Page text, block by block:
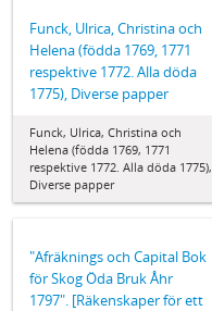
Funck, Ulrica, Christina och
Helena (födda 1769, 1771
respektive 1772. Alla döda
1775), Diverse papper
Funck, Ulrica, Christina och
Helena (födda 1769, 1771
respektive 1772. Alla döda 1775),
Diverse papper
"Afräknings och Capital Bok
för Skog Öda Bruk Åhr
1797". [Räkenskaper för ett